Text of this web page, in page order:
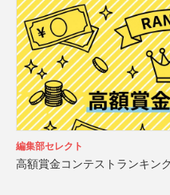
編集部セレクト
高額賞金コンテストランキン